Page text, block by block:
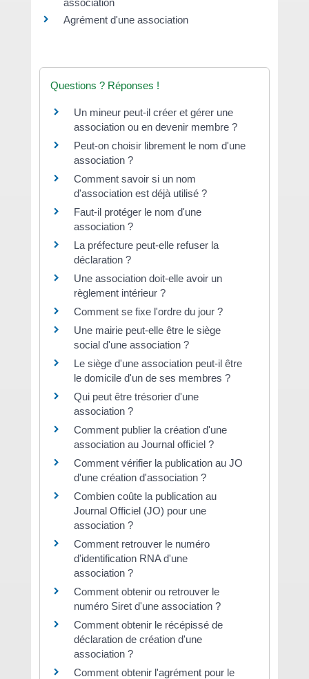
Agrément d'une association
Questions ? Réponses !
Un mineur peut-il créer et gérer une
association ou en devenir membre ?
Peut-on choisir librement le nom d'une
association ?
Comment savoir si un nom
d'association est déjà utilisé ?
Faut-il protéger le nom d'une
association ?
La préfecture peut-elle refuser la
déclaration ?
Une association doit-elle avoir un
règlement intérieur ?
Comment se fixe l'ordre du jour ?
Une mairie peut-elle être le siège
social d'une association ?
Le siège d'une association peut-il être
le domicile d'un de ses membres ?
Qui peut être trésorier d'une
association ?
Comment publier la création d'une
association au Journal officiel ?
Comment vérifier la publication au JO
d'une création d'association ?
Combien coûte la publication au
Journal Officiel (JO) pour une
association ?
Comment retrouver le numéro
d'identification RNA d'une
association ?
Comment obtenir ou retrouver le
numéro Siret d'une association ?
Comment obtenir le récépissé de
déclaration de création d'une
association ?
Comment obtenir l'agrément pour le